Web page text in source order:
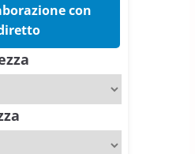
P Zero Trofeo RS: per
Reviews è la gomma semi-
da battere
4 min read
con